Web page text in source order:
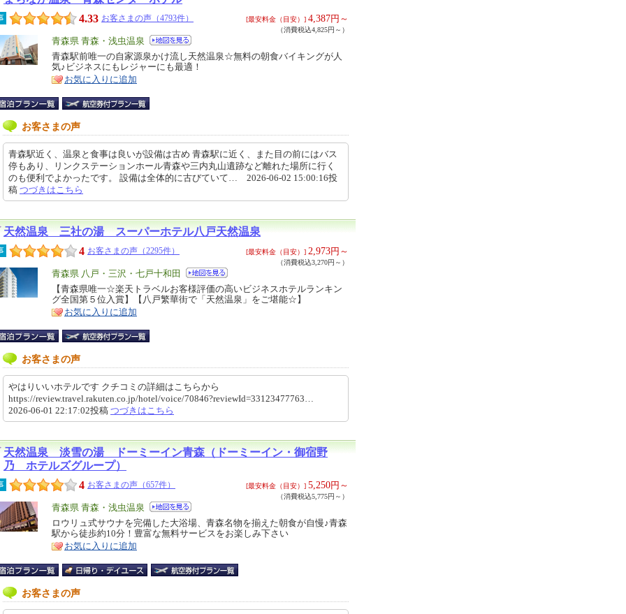
4.33 お客さまの声（4793件） [最安料金（目安）] 4,387円～
（消費税込4,825円～）
エ
リ
ア
青森県 青森・浅虫温泉
特
徴
青森駅前唯一の自家源泉かけ流し天然温泉☆無料の朝食バイキングが人
気♪ビジネスにもレジャーにも最適！
お気に入りに追加
お客さまの声
青森駅近く、温泉と食事は良いが設備は古め 青森駅に近く、また目の前にはバス
停もあり、リンクステーションホール青森や三内丸山遺跡など離れた場所に行く
のも便利でよかったです。 設備は全体的に古びていて… 2026-06-02 15:00:16投
稿 つづきはこちら
天然温泉 三社の湯 スーパーホテル八戸天然温泉
4 お客さまの声（2295件） [最安料金（目安）] 2,973円～
（消費税込3,270円～）
エ
リ
ア
青森県 八戸・三沢・七戸十和田
特
徴
【青森県唯一☆楽天トラベルお客様評価の高いビジネスホテルランキン
グ全国第５位入賞】【八戸繁華街で「天然温泉」をご堪能☆】
お気に入りに追加
お客さまの声
やはりいいホテルです クチコミの詳細はこちらから
https://review.travel.rakuten.co.jp/hotel/voice/70846?reviewId=33123477763…
2026-06-01 22:17:02投稿 つづきはこちら
天然温泉 淡雪の湯 ドーミーイン青森（ドーミーイン・御宿野
乃 ホテルズグループ）
4 お客さまの声（657件） [最安料金（目安）] 5,250円～
（消費税込5,775円～）
エ
リ
ア
青森県 青森・浅虫温泉
特
徴
ロウリュ式サウナを完備した大浴場、青森名物を揃えた朝食が自慢♪青森
駅から徒歩約10分！豊富な無料サービスをお楽しみ下さい
お気に入りに追加
お客さまの声